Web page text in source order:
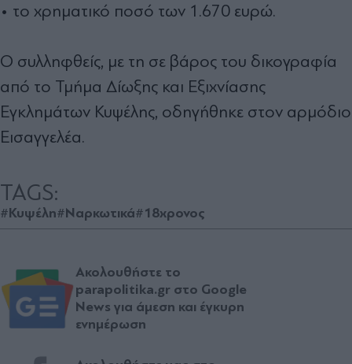
• το χρηματικό ποσό των 1.670 ευρώ.
Ο συλληφθείς, με τη σε βάρος του δικογραφία
από το Τμήμα Δίωξης και Εξιχνίασης
Εγκλημάτων Κυψέλης, οδηγήθηκε στον αρμόδιο
Εισαγγελέα.
TAGS:
#Κυψέλη#Ναρκωτικά#18χρονος
Ακολουθήστε το
parapolitika.gr στο Google
News για άμεση και έγκυρη
ενημέρωση